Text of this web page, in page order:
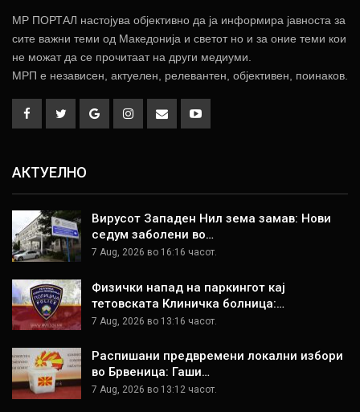
МР ПОРТАЛ настојува објективно да ја информира јавноста за
сите важни теми од Македонија и светот но и за оние теми кои
не можат да се прочитаат на други медиуми.
МРП е независен, актуелен, релевантен, објективен, поинаков.
АКТУЕЛНО
Вирусот Западен Нил зема замав: Нови
седум заболени во…
7 Aug, 2026 во 16:16 часот.
Физички напад на паркингот кај
тетовската Клиничка болница:…
7 Aug, 2026 во 13:16 часот.
Распишани предвремени локални избори
во Брвеница: Гаши…
7 Aug, 2026 во 13:12 часот.